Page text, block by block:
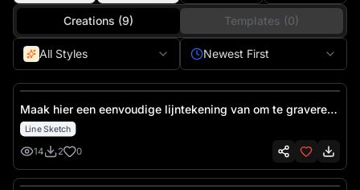
Creations (9) Templates (0)
All Styles Newest First
Maak hier een eenvoudige lijntekening van om te graveren.
Verwijder de tekening op de vrachtwagen
Line Sketch
14 2 0